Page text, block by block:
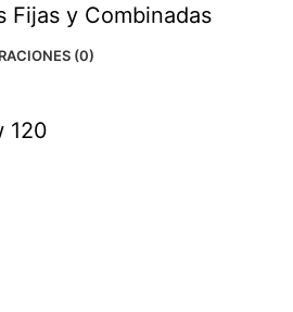
Fijas y Combinadas
(0)
120